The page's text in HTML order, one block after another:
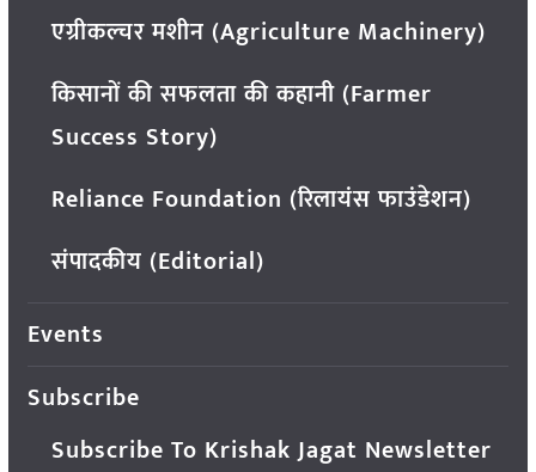
एग्रीकल्चर मशीन (Agriculture Machinery)
किसानों की सफलता की कहानी (Farmer
Success Story)
Reliance Foundation (रिलायंस फाउंडेशन)
संपादकीय (Editorial)
Events
Subscribe
Subscribe To Krishak Jagat Newsletter